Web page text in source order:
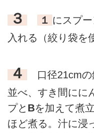
３ １ にスプ
入れる（絞り袋を
４ 口径21cmの
並べ、すき間にに
プと Bを加えて煮
ほど煮る。汁に浸